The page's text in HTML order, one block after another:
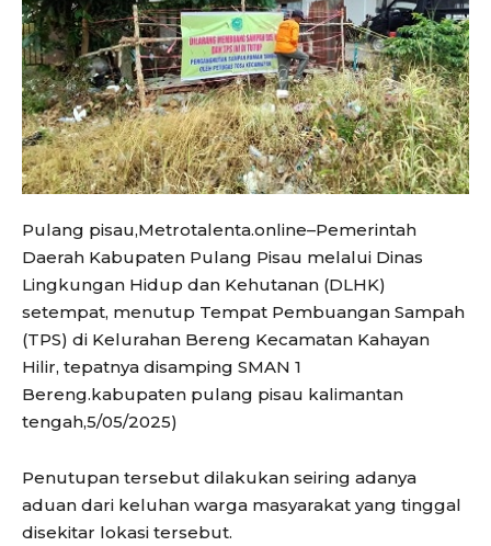
Pulang pisau,Metrotalenta.online–Pemerintah
Daerah Kabupaten Pulang Pisau melalui Dinas
Lingkungan Hidup dan Kehutanan (DLHK)
setempat, menutup Tempat Pembuangan Sampah
(TPS) di Kelurahan Bereng Kecamatan Kahayan
Hilir, tepatnya disamping SMAN 1
Bereng.kabupaten pulang pisau kalimantan
tengah,5/05/2025)
Penutupan tersebut dilakukan seiring adanya
aduan dari keluhan warga masyarakat yang tinggal
disekitar lokasi tersebut.